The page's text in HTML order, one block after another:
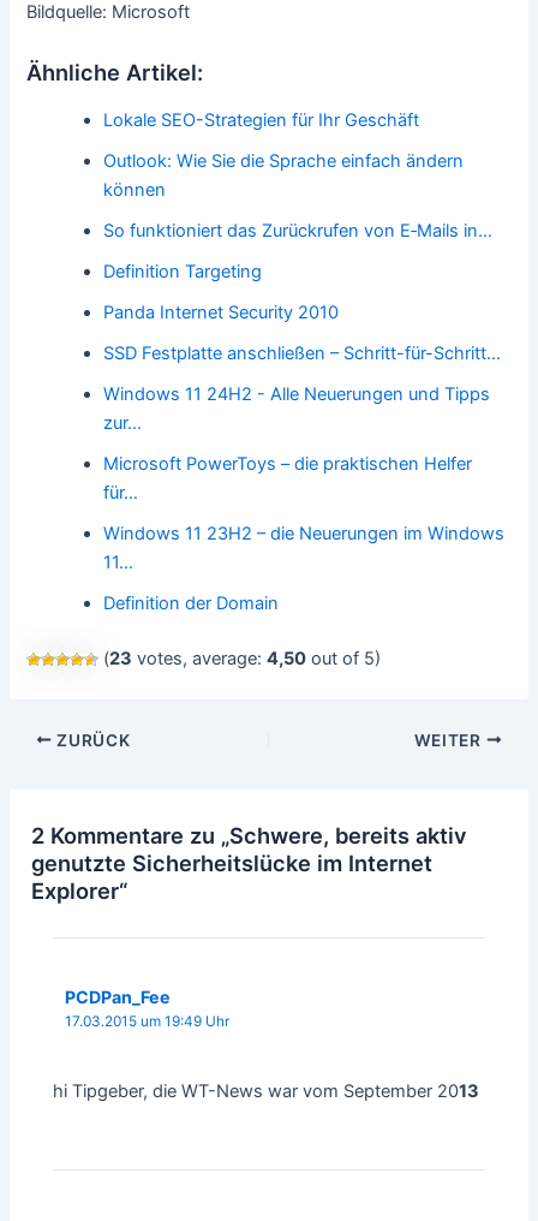
Bildquelle: Microsoft
Ähnliche Artikel:
Lokale SEO-Strategien für Ihr Geschäft
Outlook: Wie Sie die Sprache einfach ändern
können
So funktioniert das Zurückrufen von E‑Mails in…
Definition Targeting
Panda Internet Security 2010
SSD Festplatte anschließen – Schritt-für-Schritt…
Windows 11 24H2 - Alle Neuerungen und Tipps
zur…
Microsoft PowerToys – die praktischen Helfer
für…
Windows 11 23H2 – die Neuerungen im Windows
11…
Definition der Domain
(23 votes, average:4,50 out of 5)
Beitragsnavigation
ZURÜCK WEITER
2 Kommentare zu „Schwere, bereits aktiv
genutzte Sicherheitslücke im Internet
Explorer“
PCDPan_Fee
17.03.2015 um 19:49 Uhr
hi Tipgeber, die WT-News war vom September 2013